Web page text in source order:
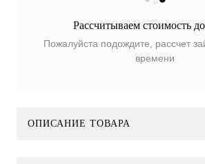
Рассчитываем стоимость
Пожалуйста подождите, рассчет
времени
ОПИСАНИЕ ТОВАРА